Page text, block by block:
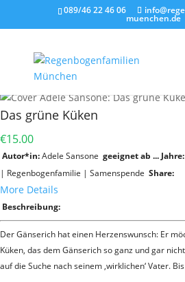
089/46 22 46 06
muenchen.de
Das grüne Küken
€15.00
Autor*in:Adele Sansone geeignet ab ... Jahre:
| Regenbogenfamilie | Samenspende Share:
More Details
Beschreibung:
Der Gänserich hat einen Herzenswunsch: Er
Küken, das dem Gänserich so ganz und gar
auf die Suche nach seinem ‚wirklichen‘ Vater.